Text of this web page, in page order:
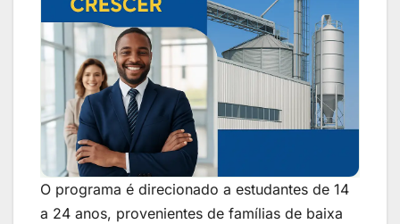
O programa é direcionado a estudantes de 14
a 24 anos, provenientes de famílias de baixa